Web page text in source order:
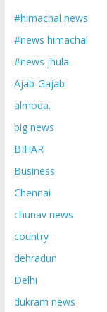
#himachal news
#news himachal
#news jhula
Ajab-Gajab
almoda.
big news
BIHAR
Business
Chennai
chunav news
country
dehradun
Delhi
dukram news